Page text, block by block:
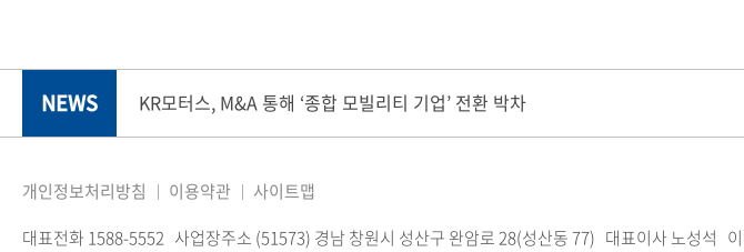
NEWS KR모터스, M&A 통해 ‘종합 모빌리티 기업’ 전환 박차
개인정보처리방침 이용약관
사이트맵
대표전화 1588-5552 사업장주소 (51573) 경남 창원시 성산구 완암로 28(성산동 77) 대표이사 노성석